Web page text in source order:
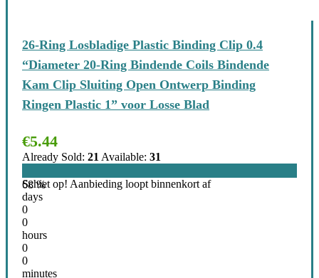
26-Ring Losbladige Plastic Binding Clip 0.4
“Diameter 20-Ring Bindende Coils Bindende
Kam Clip Sluiting Open Ontwerp Binding
Ringen Plastic 1” voor Losse Blad
€5.44
Already Sold: 21 Available: 31
68 %
Schiet op! Aanbieding loopt binnenkort af
days
0
0
hours
0
0
minutes